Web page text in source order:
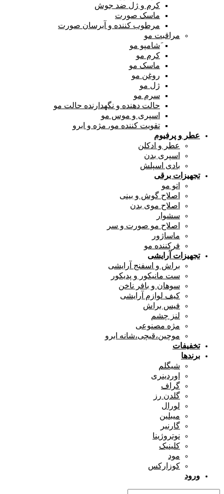
کرم و ژل ضد جوش
ماسک صورت
مرطوب کننده و آبرسان صورت
مراقبت مو
َشامپو مو
کرم مو
ماسک مو
روغن مو
ژل مو
سرم مو
حالت دهنده و نگهدارنده حالت مو
اسپری و موس مو
تقویت کننده مو، مژه و ابرو
عطر و پرفیوم
عطر و ادکلن
اسپری بدن
بادی اسپلش
تجهیزات برقی
اتو مو
اصلاح گوش و بینی
اصلاح موی بدن
سشوار
اصلاح مو صورت و سر
ماساژور
فرکننده مو
تجهیزات آرایشی
براش و اسفنج آرایشی
ست مانیکور و پدیکور
سوهان و بافر ناخن
کیف لوازم آرایشی
فیس براش
لنز چشم
مژه مصنوعی
موچین،قیچی،شانه ابرو
تخفیفات
برندها
شیگلم
اوردینری
گراف
گلدن رز
لورال
میبلین
گارنیر
نوتروژینا
کلینیک
مود
کوزارکس
ورود